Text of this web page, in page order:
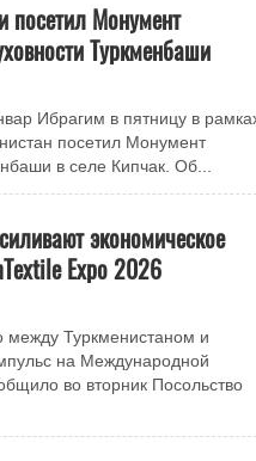
посетил Монумент
Туркменбаши
Ибрагим в пятницу в
посетил Монумент
в селе Кипчак. Об...
экономическое
Expo 2026
между Туркменистаном и
на Международной
во вторник Посольство